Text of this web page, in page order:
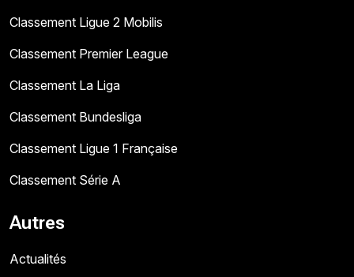
Classement Ligue 2 Mobilis
Classement Premier League
Classement La Liga
Classement Bundesliga
Classement Ligue 1 Française
Classement Série A
Autres
Actualités